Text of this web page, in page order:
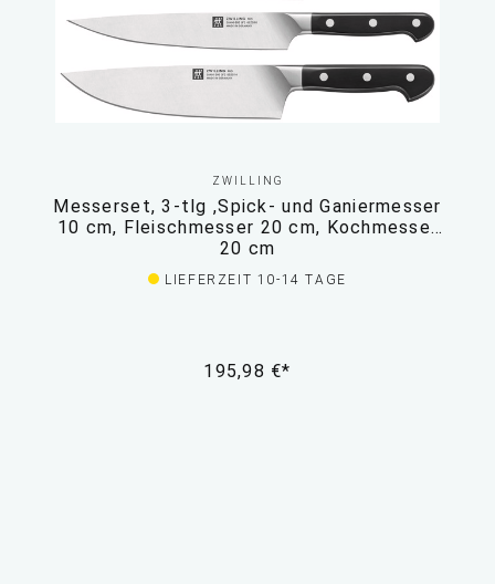
ZWILLING
Messerset, 3-tlg ,Spick- und Ganiermesser
10 cm, Fleischmesser 20 cm, Kochmesser
20 cm
LIEFERZEIT 10-14 TAGE
195,98 €*